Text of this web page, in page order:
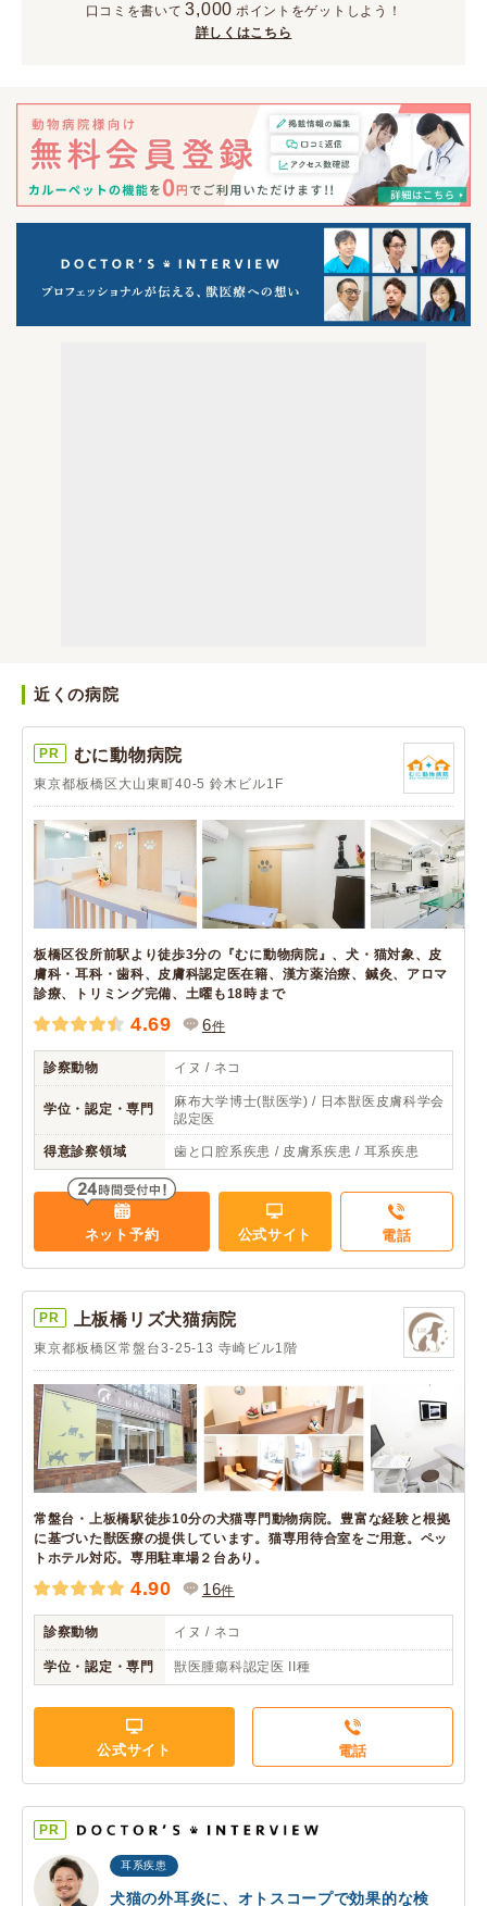
口コミを書いて 3,000 ポイント をゲットしよう！
詳しくはこちら
近くの病院
PR むに動物病院
東京都板橋区大山東町40-5 鈴木ビル1F
板橋区役所前駅より徒歩3分の『むに動物病院』、犬・猫対象、皮
膚科・耳科・歯科、皮膚科認定医在籍、漢方薬治療、鍼灸、アロマ
診療、トリミング完備、土曜も18時まで
4.69 6件
診察動物 イヌ / ネコ
学位・認定・専門
麻布大学博士(獣医学) / 日本獣医皮膚科学会
認定医
得意診察領域 歯と口腔系疾患 / 皮膚系疾患 / 耳系疾患
ネット予約 公式サイト 電話
PR 上板橋リズ犬猫病院
東京都板橋区常盤台3-25-13 寺崎ビル1階
常盤台・上板橋駅徒歩10分の犬猫専門動物病院。豊富な経験と根拠
に基づいた獣医療の提供しています。猫専用待合室をご用意。ペッ
トホテル対応。専用駐車場２台あり。
4.90 16件
診察動物 イヌ / ネコ
学位・認定・専門 獣医腫瘍科認定医 II種
公式サイト 電話
PR
耳系疾患
犬猫の外耳炎に、オトスコープで効果的な検